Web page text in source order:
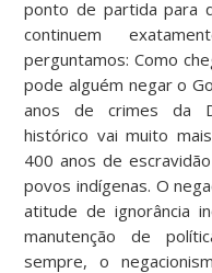
ponto de partida para
continuem
perguntamos: Como
pode alguém negar o
anos de crimes da
histórico vai muito
400 anos de
povos indígenas. O
atitude de ignorância
manutenção de
sempre, o